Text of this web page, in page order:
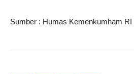
Sumber : Humas Kemenkumham RI